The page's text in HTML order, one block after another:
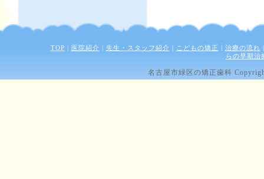
TOP | 医院紹介 | 先生・スタッフ紹介 | こどもの矯正 | 治療の流れ |
らの早期治
名古屋市緑区の矯正歯科